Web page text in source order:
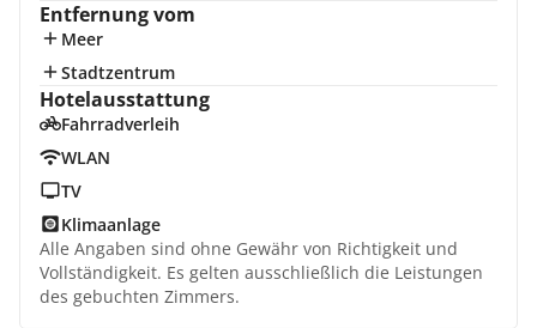
Entfernung vom
Meer
Stadtzentrum
Hotelausstattung
Fahrradverleih
WLAN
TV
Klimaanlage
Alle Angaben sind ohne Gewähr von Richtigkeit und
Vollständigkeit. Es gelten ausschließlich die Leistungen
des gebuchten Zimmers.